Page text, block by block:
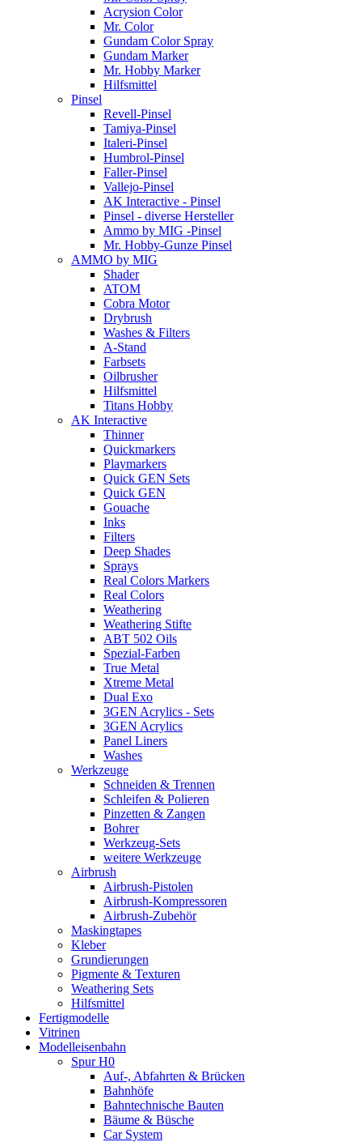
Acrysion Color
Mr. Color
Gundam Color Spray
Gundam Marker
Mr. Hobby Marker
Hilfsmittel
Pinsel
Revell-Pinsel
Tamiya-Pinsel
Italeri-Pinsel
Humbrol-Pinsel
Faller-Pinsel
Vallejo-Pinsel
AK Interactive - Pinsel
Pinsel - diverse Hersteller
Ammo by MIG -Pinsel
Mr. Hobby-Gunze Pinsel
AMMO by MIG
Shader
ATOM
Cobra Motor
Drybrush
Washes & Filters
A-Stand
Farbsets
Oilbrusher
Hilfsmittel
Titans Hobby
AK Interactive
Thinner
Quickmarkers
Playmarkers
Quick GEN Sets
Quick GEN
Gouache
Inks
Filters
Deep Shades
Sprays
Real Colors Markers
Real Colors
Weathering
Weathering Stifte
ABT 502 Oils
Spezial-Farben
True Metal
Xtreme Metal
Dual Exo
3GEN Acrylics - Sets
3GEN Acrylics
Panel Liners
Washes
Werkzeuge
Schneiden & Trennen
Schleifen & Polieren
Pinzetten & Zangen
Bohrer
Werkzeug-Sets
weitere Werkzeuge
Airbrush
Airbrush-Pistolen
Airbrush-Kompressoren
Airbrush-Zubehör
Maskingtapes
Kleber
Grundierungen
Pigmente & Texturen
Weathering Sets
Hilfsmittel
Fertigmodelle
Vitrinen
Modelleisenbahn
Spur H0
Auf-, Abfahrten & Brücken
Bahnhöfe
Bahntechnische Bauten
Bäume & Büsche
Car System